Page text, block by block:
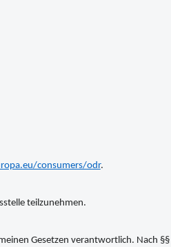
consumers/odr.
teilzunehmen.
Gesetzen verantwortlich. Nach